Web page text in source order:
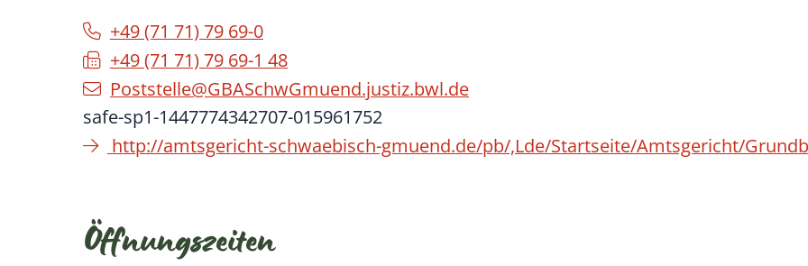
+49 (71 71) 79 69-0
+49 (71 71) 79 69-1 48
Poststelle@GBASchwGmuend.justiz.bwl.de
safe-sp1-1447774342707-015961752
http://amtsgericht-schwaebisch-gmuend.de/pb/,Lde/Startseite/Amtsgericht/
Öffnungszeiten